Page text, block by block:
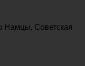
Намцы, Советская